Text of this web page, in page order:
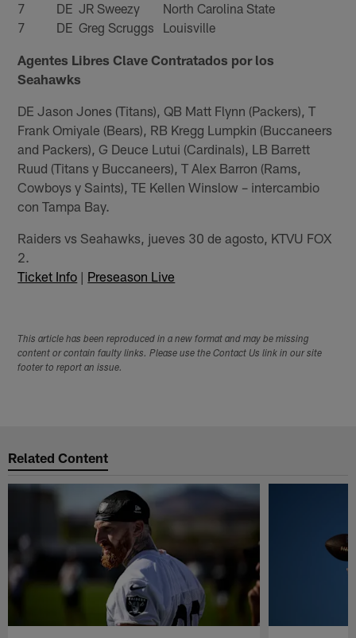
7
DE JR Sweezy
North Carolina State
7
DE Greg Scruggs Louisville
Agentes Libres Clave Contratados por los
Seahawks
DE Jason Jones (Titans), QB Matt Flynn (Packers), T
Frank Omiyale (Bears), RB Kregg Lumpkin (Buccaneers
and Packers), G Deuce Lutui (Cardinals), LB Barrett
Ruud (Titans y Buccaneers), T Alex Barron (Rams,
Cowboys y Saints), TE Kellen Winslow – intercambio
con Tampa Bay.
Raiders vs Seahawks, jueves 30 de agosto, KTVU FOX
2.
Ticket Info | Preseason Live
This article has been reproduced in a new format and may be missing
content or contain faulty links. Please use the Contact Us link in our site
footer to report an issue.
Related Content